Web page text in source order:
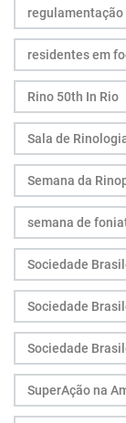
regulamentação
residentes em
Rino 50th In Rio
Sala de
Semana da
semana de
Sociedade
Sociedade
Sociedade
SuperAção na